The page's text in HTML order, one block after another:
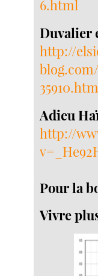
6.html
Duvalier
http://
Adieu
http://
Pour la
Vivre